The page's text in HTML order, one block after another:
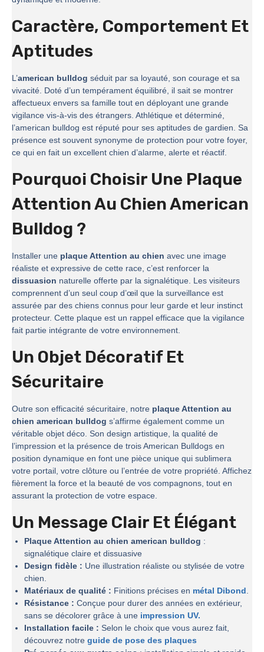
Caractère, Comportement Et
Aptitudes
L’american bulldog séduit par sa loyauté, son courage et sa
vivacité. Doté d’un tempérament équilibré, il sait se montrer
affectueux envers sa famille tout en déployant une grande
vigilance vis-à-vis des étrangers. Athlétique et déterminé,
l’american bulldog est réputé pour ses aptitudes de gardien. Sa
présence est souvent synonyme de protection pour votre foyer,
ce qui en fait un excellent chien d’alarme, alerte et réactif.
Pourquoi Choisir Une Plaque
Attention Au Chien American
Bulldog ?
Installer une plaque Attention au chien avec une image
réaliste et expressive de cette race, c’est renforcer la
dissuasion naturelle offerte par la signalétique. Les visiteurs
comprennent d’un seul coup d’œil que la surveillance est
assurée par des chiens connus pour leur garde et leur instinct
protecteur. Cette plaque est un rappel efficace que la vigilance
fait partie intégrante de votre environnement.
Un Objet Décoratif Et
Sécuritaire
Outre son efficacité sécuritaire, notre plaque Attention au
chien american bulldog s’affirme également comme un
véritable objet déco. Son design artistique, la qualité de
l’impression et la présence de trois American Bulldogs en
position dynamique en font une pièce unique qui sublimera
votre portail, votre clôture ou l’entrée de votre propriété. Affichez
fièrement la force et la beauté de vos compagnons, tout en
assurant la protection de votre espace.
Un Message Clair Et Élégant
Plaque Attention au chien american bulldog :
signalétique claire et dissuasive
Design fidèle : Une illustration réaliste ou stylisée de votre
chien.
Matériaux de qualité : Finitions précises en métal Dibond.
Résistance : Conçue pour durer des années en extérieur,
sans se décolorer grâce à une impression UV.
Installation facile : Selon le choix que vous aurez fait,
découvrez notre guide de pose des plaques